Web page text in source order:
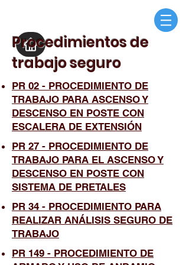
Procedimientos de
trabajo seguro
PR 02 - PROCEDIMIENTO DE
TRABAJO PARA ASCENSO Y
DESCENSO EN POSTE CON
ESCALERA DE EXTENSIÓN
PR 27 - PROCEDIMIENTO DE
TRABAJO PARA EL ASCENSO Y
DESCENSO EN POSTE CON
SISTEMA DE PRETALES
PR 34 - PROCEDIMIENTO PARA
REALIZAR ANÁLISIS SEGURO DE
TRABAJO
PR 149 - PROCEDIMIENTO DE